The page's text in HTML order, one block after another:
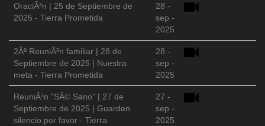
OraciÃ³n | 25 de Septiembre de
2025 - Tierra Prometida
28 -
sep -
2025
2Âª ReuniÃ³n familiar | 28 de
Septiembre de 2025 | Nuestra
meta - Tierra Prometida
28 -
sep -
2025
ReuniÃ³n "SÃ© Sano" | 27 de
Septiembre de 2025 | Guarden
silencio por favor - Tierra
27 -
sep -
2025